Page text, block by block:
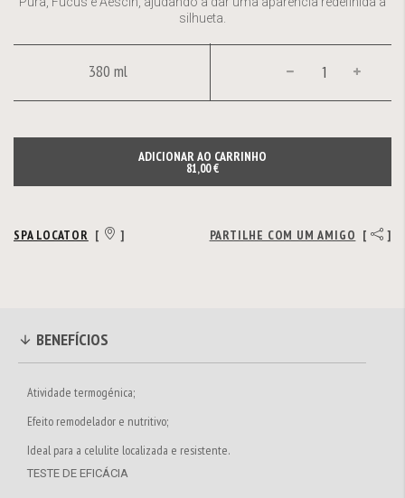
silhueta.
ADICIONAR AO CARRINHO
81,00 €
380 ml
SPA LOCATOR [ ] PARTILHE COM UM AMIGO [ ]
BENEFÍCIOS
Atividade termogénica;
Efeito remodelador e nutritivo;
Ideal para a celulite localizada e resistente.
TESTE DE EFICÁCIA